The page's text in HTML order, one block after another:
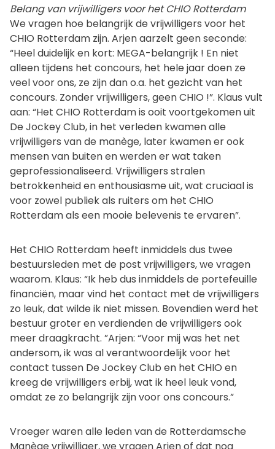
Belang van vrijwilligers voor het CHIO Rotterdam
We vragen hoe belangrijk de vrijwilligers voor het
CHIO Rotterdam zijn. Arjen aarzelt geen seconde:
“Heel duidelijk en kort: MEGA-belangrijk ! En niet
alleen tijdens het concours, het hele jaar doen ze
veel voor ons, ze zijn dan o.a. het gezicht van het
concours. Zonder vrijwilligers, geen CHIO !”. Klaus vult
aan: “Het CHIO Rotterdam is ooit voortgekomen uit
De Jockey Club, in het verleden kwamen alle
vrijwilligers van de manège, later kwamen er ook
mensen van buiten en werden er wat taken
geprofessionaliseerd. Vrijwilligers stralen
betrokkenheid en enthousiasme uit, wat cruciaal is
voor zowel publiek als ruiters om het CHIO
Rotterdam als een mooie belevenis te ervaren”.
Het CHIO Rotterdam heeft inmiddels dus twee
bestuursleden met de post vrijwilligers, we vragen
waarom. Klaus: “Ik heb dus inmiddels de portefeuille
financiën, maar vind het contact met de vrijwilligers
zo leuk, dat wilde ik niet missen. Bovendien werd het
bestuur groter en verdienden de vrijwilligers ook
meer draagkracht. ”Arjen: “Voor mij was het net
andersom, ik was al verantwoordelijk voor het
contact tussen De Jockey Club en het CHIO en
kreeg de vrijwilligers erbij, wat ik heel leuk vond,
omdat ze zo belangrijk zijn voor ons concours.”
Vroeger waren alle leden van de Rotterdamsche
Manège vrijwilliger, we vragen Arjen of dat nog